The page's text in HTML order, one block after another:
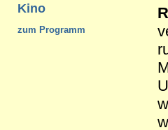
Kino
zum Programm